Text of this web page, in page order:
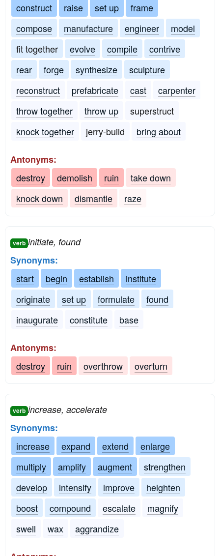
construct
raise set up
frame
compose
manufacture engineer
model
fit together
evolve compile
contrive
rear
forge synthesize
sculpture
reconstruct
prefabricate cast
carpenter
throw together
throw up
superstruct
knock together
jerry-build bring about
Antonyms:
destroy
demolish ruin
take down
knock down
dismantle raze
verb initiate, found
Synonyms:
start
begin establish
institute
originate
set up formulate
found
inaugurate
constitute base
Antonyms:
destroy
ruin overthrow overturn
verb increase, accelerate
Synonyms:
increase
expand extend
enlarge
multiply
amplify augment
strengthen
develop
intensify improve
heighten
boost
compound escalate
magnify
swell
wax aggrandize